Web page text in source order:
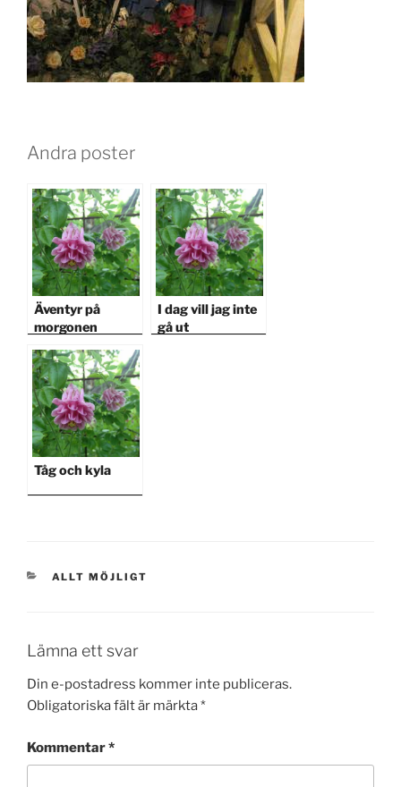
Andra poster
Äventyr på
morgonen
I dag vill jag inte
gå ut
Tåg och kyla
KATEGORIER
ALLT MÖJLIGT
Lämna ett svar
Din e-postadress kommer inte publiceras.
Obligatoriska fält är märkta*
Kommentar*